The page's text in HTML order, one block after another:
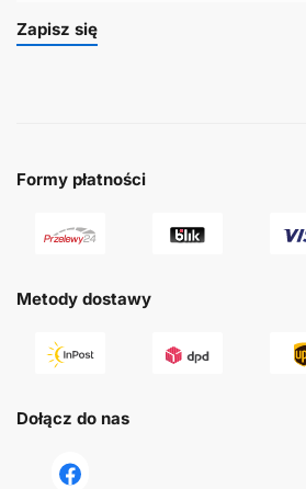
Zapisz się
Formy płatności
Metody dostawy
Dołącz do nas